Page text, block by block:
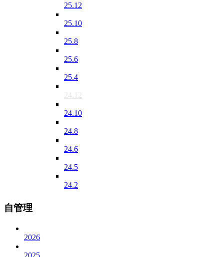
25.12
25.10
25.8
25.6
25.4
24.12
24.10
24.8
24.6
24.5
24.2
自管理
2026
2025